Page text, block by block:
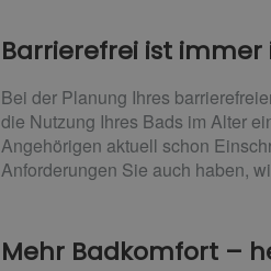
Barrierefrei ist immer
Bei der Planung Ihres
die Nutzung Ihres Bads im Alter
Angehörigen aktuell schon
Anforderungen Sie auch haben,
Mehr Badkomfort –